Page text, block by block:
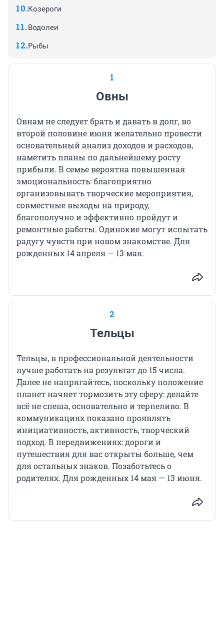
Козероги
Водолеи
Рыбы
1
Овны
Овнам не следует брать и давать в долг, во
второй половине июня желательно провести
основательный анализ доходов и расходов,
наметить планы по дальнейшему росту
прибыли. В семье вероятна повышенная
эмоциональность: благоприятно
организовывать творческие мероприятия,
совместные выходы на природу,
благополучно и эффективно пройдут и
ремонтные работы. Одинокие могут испытать
радугу чувств при новом знакомстве. Для
рожденных 14 апреля — 13 мая.
2
Тельцы
Тельцы, в профессиональной деятельности
лучше работать на результат до 15 числа.
Далее не напрягайтесь, поскольку положение
планет начнет тормозить эту сферу: делайте
всё не спеша, основательно и терпеливо. В
коммуникациях показано проявлять
инициативность, активность, творческий
подход. В передвижениях: дороги и
путешествия для вас открыты больше, чем
для остальных знаков. Позаботьтесь о
родителях. Для рожденных 14 мая — 13 июня.